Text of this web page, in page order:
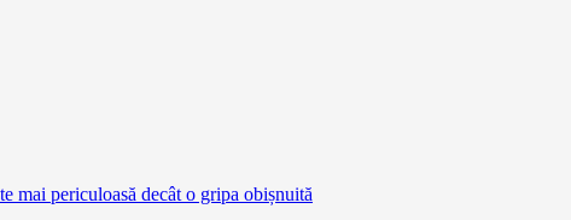
mai periculoasă decât o gripa obișnuită